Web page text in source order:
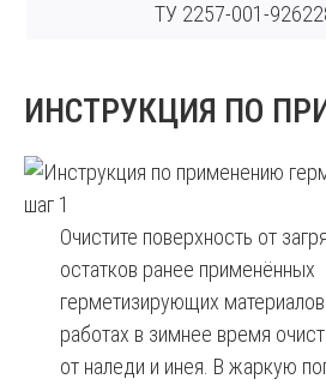
ТУ 2257-001-
ИНСТРУКЦИЯ ПО
Очистите поверхность от
остатков ранее применённых
герметизирующих
работах в зимнее время
от наледи и инея. В жаркую